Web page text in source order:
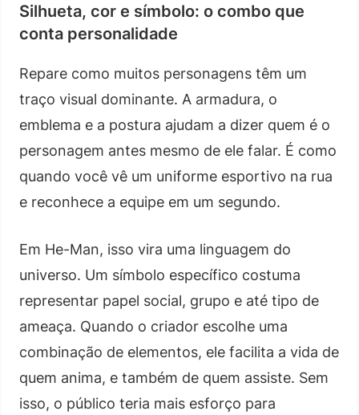
Silhueta, cor e símbolo: o combo que
conta personalidade
Repare como muitos personagens têm um
traço visual dominante. A armadura, o
emblema e a postura ajudam a dizer quem é o
personagem antes mesmo de ele falar. É como
quando você vê um uniforme esportivo na rua
e reconhece a equipe em um segundo.
Em He-Man, isso vira uma linguagem do
universo. Um símbolo específico costuma
representar papel social, grupo e até tipo de
ameaça. Quando o criador escolhe uma
combinação de elementos, ele facilita a vida de
quem anima, e também de quem assiste. Sem
isso, o público teria mais esforço para